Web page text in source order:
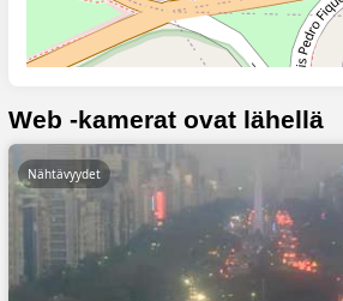
Web -kamerat ovat lähellä
Nähtävyydet